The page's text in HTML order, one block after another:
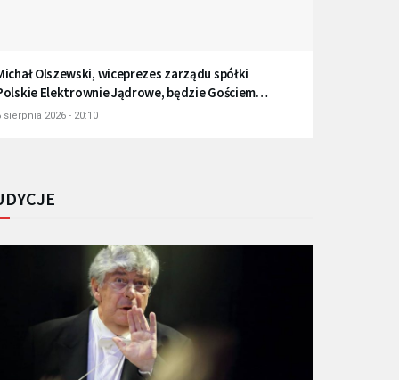
Olszewski, wiceprezes zarządu spółki
Elektrownie Jądrowe, będzie Gościem
Gdańsk
sierpnia 2026 - 20:10